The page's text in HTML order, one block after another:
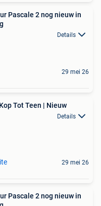
Pascale 2 nog nieuw in
Details
29 mei 26
Tot Teen | Nieuw
Details
29 mei 26
Pascale 2 nog nieuw in